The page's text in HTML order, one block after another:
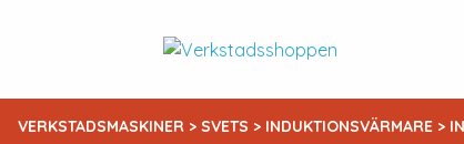
VERKSTADSMASKINER > SVETS > INDUKTIONSVÄRMARE >